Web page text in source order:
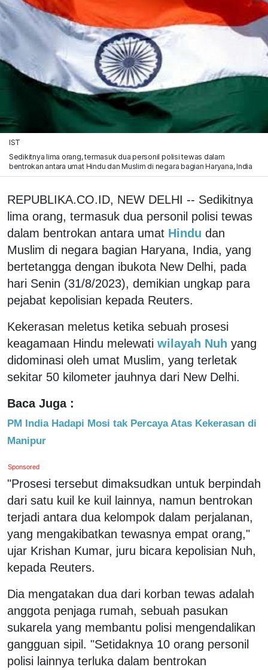
IST
Sedikitnya lima orang, termasuk dua personil polisi tewas dalam
bentrokan antara umat Hindu dan Muslim di negara bagian Haryana, India
REPUBLIKA.CO.ID, NEW DELHI -- Sedikitnya
lima orang, termasuk dua personil polisi tewas
dalam bentrokan antara umat Hindu dan
Muslim di negara bagian Haryana, India, yang
bertetangga dengan ibukota New Delhi, pada
hari Senin (31/8/2023), demikian ungkap para
pejabat kepolisian kepada Reuters.
Kekerasan meletus ketika sebuah prosesi
keagamaan Hindu melewati wilayah Nuh yang
didominasi oleh umat Muslim, yang terletak
sekitar 50 kilometer jauhnya dari New Delhi.
Baca Juga :
PM India Hadapi Mosi tak Percaya Atas Kekerasan di
Manipur
Sponsored
"Prosesi tersebut dimaksudkan untuk berpindah
dari satu kuil ke kuil lainnya, namun bentrokan
terjadi antara dua kelompok dalam perjalanan,
yang mengakibatkan tewasnya empat orang,"
ujar Krishan Kumar, juru bicara kepolisian Nuh,
kepada Reuters.
Dia mengatakan dua dari korban tewas adalah
anggota penjaga rumah, sebuah pasukan
sukarela yang membantu polisi mengendalikan
gangguan sipil. "Setidaknya 10 orang personil
polisi lainnya terluka dalam bentrokan